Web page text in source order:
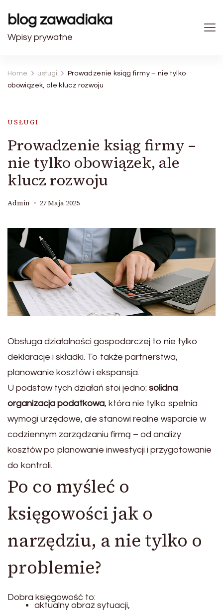
blog zawadiaka
Wpisy prywatne
Home usługi
Prowadzenie ksiąg firmy – nie tylko
obowiązek, ale klucz rozwoju
USŁUGI
Prowadzenie ksiąg firmy –
nie tylko obowiązek, ale
klucz rozwoju
Admin 27 Maja 2025
Obsługa działalności gospodarczej to nie tylko
deklaracje i składki. To także partnerstwa,
planowanie kosztów i ekspansja.
U podstaw tych działań stoi jedno: solidna
organizacja podatkowa, która nie tylko spełnia
wymogi urzędowe, ale stanowi realne wsparcie w
codziennym zarządzaniu firmą – od analizy
kosztów po planowanie inwestycji i przygotowanie
do kontroli.
Po co myśleć o
księgowości jak o
narzędziu, a nie tylko o
problemie?
Dobra księgowość to:
aktualny obraz sytuacji,